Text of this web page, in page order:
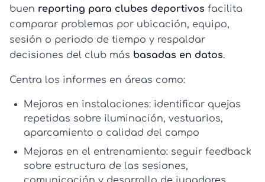
buen reporting para clubes deportivos facilita
comparar problemas por ubicación, equipo,
sesión o periodo de tiempo y respaldar
decisiones del club más basadas en datos.
Centra los informes en áreas como:
Mejoras en instalaciones: identificar quejas
repetidas sobre iluminación, vestuarios,
aparcamiento o calidad del campo
Mejoras en el entrenamiento: seguir feedback
sobre estructura de las sesiones,